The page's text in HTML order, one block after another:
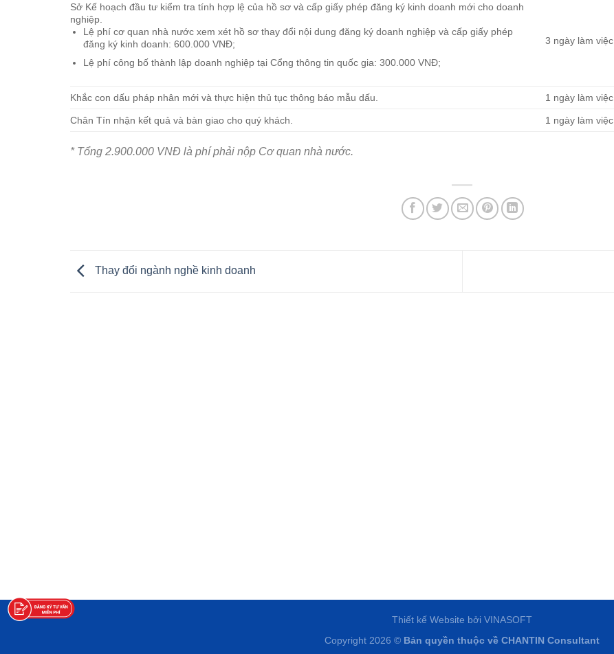
Sở Kế hoạch đầu tư kiểm tra tính hợp lệ của hồ sơ và cấp giấy phép đăng ký kinh doanh mới cho doanh
nghiệp.
Lệ phí cơ quan nhà nước xem xét hồ sơ thay đổi nội dung đăng ký doanh nghiệp và cấp giấy phép
đăng ký kinh doanh: 600.000 VNĐ;
Lệ phí công bố thành lập doanh nghiệp tại Cổng thông tin quốc gia: 300.000 VNĐ;
3 ngày làm việc
Khắc con dấu pháp nhân mới và thực hiện thủ tục thông báo mẫu dấu. 1 ngày làm việc
Chân Tín nhận kết quả và bàn giao cho quý khách. 1 ngày làm việc
* Tổng 2.900.000 VNĐ là phí phải nộp Cơ quan nhà nước.
Thay đổi ngành nghề kinh doanh
Thiết kế Website bởi VINASOFT
Copyright 2026 © Bản quyền thuộc về CHANTIN Consultant